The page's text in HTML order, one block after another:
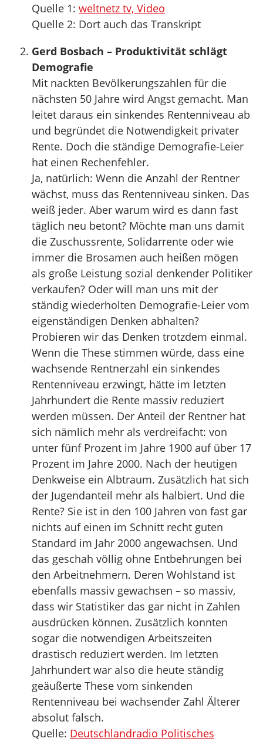
Quelle 1: weltnetz tv, Video
Quelle 2: Dort auch das Transkript
Gerd Bosbach – Produktivität schlägt
Demografie
Mit nackten Bevölkerungszahlen für die
nächsten 50 Jahre wird Angst gemacht. Man
leitet daraus ein sinkendes Rentenniveau ab
und begründet die Notwendigkeit privater
Rente. Doch die ständige Demografie-Leier
hat einen Rechenfehler.
Ja, natürlich: Wenn die Anzahl der Rentner
wächst, muss das Rentenniveau sinken. Das
weiß jeder. Aber warum wird es dann fast
täglich neu betont? Möchte man uns damit
die Zuschussrente, Solidarrente oder wie
immer die Brosamen auch heißen mögen
als große Leistung sozial denkender Politiker
verkaufen? Oder will man uns mit der
ständig wiederholten Demografie-Leier vom
eigenständigen Denken abhalten?
Probieren wir das Denken trotzdem einmal.
Wenn die These stimmen würde, dass eine
wachsende Rentnerzahl ein sinkendes
Rentenniveau erzwingt, hätte im letzten
Jahrhundert die Rente massiv reduziert
werden müssen. Der Anteil der Rentner hat
sich nämlich mehr als verdreifacht: von
unter fünf Prozent im Jahre 1900 auf über 17
Prozent im Jahre 2000. Nach der heutigen
Denkweise ein Albtraum. Zusätzlich hat sich
der Jugendanteil mehr als halbiert. Und die
Rente? Sie ist in den 100 Jahren von fast gar
nichts auf einen im Schnitt recht guten
Standard im Jahr 2000 angewachsen. Und
das geschah völlig ohne Entbehrungen bei
den Arbeitnehmern. Deren Wohlstand ist
ebenfalls massiv gewachsen – so massiv,
dass wir Statistiker das gar nicht in Zahlen
ausdrücken können. Zusätzlich konnten
sogar die notwendigen Arbeitszeiten
drastisch reduziert werden. Im letzten
Jahrhundert war also die heute ständig
geäußerte These vom sinkenden
Rentenniveau bei wachsender Zahl Älterer
absolut falsch.
Quelle: Deutschlandradio Politisches